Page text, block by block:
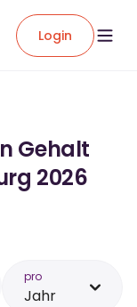
Login
Gehalt
2026
pro
Jahr